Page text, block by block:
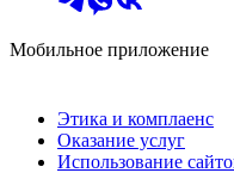
Мобильное приложение
Этика и комплаенс
Оказание услуг
Использование